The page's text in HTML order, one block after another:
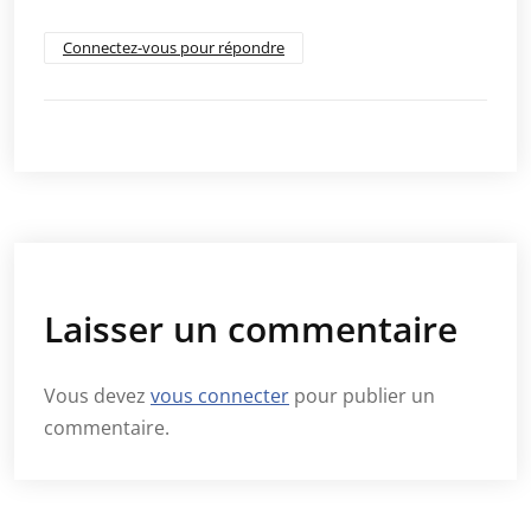
Connectez-vous pour répondre
Laisser un commentaire
Vous devez vous connecter pour publier un
commentaire.